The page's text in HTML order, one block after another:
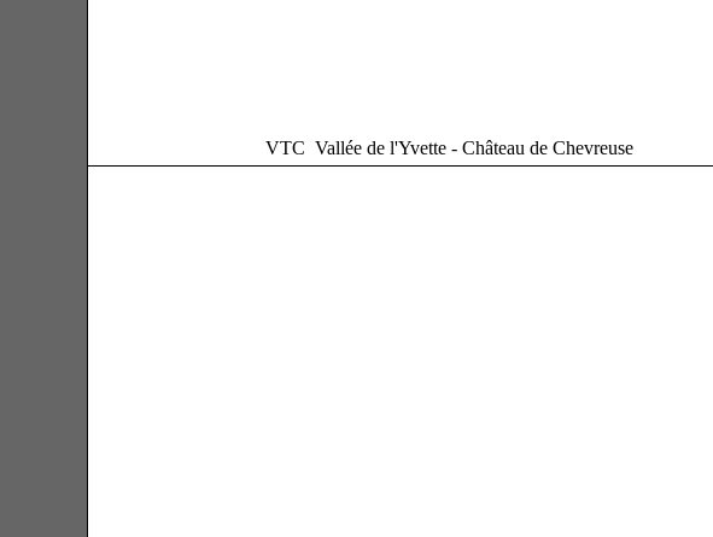
VTC Vallée de l'Yvette - Château de Chevreuse